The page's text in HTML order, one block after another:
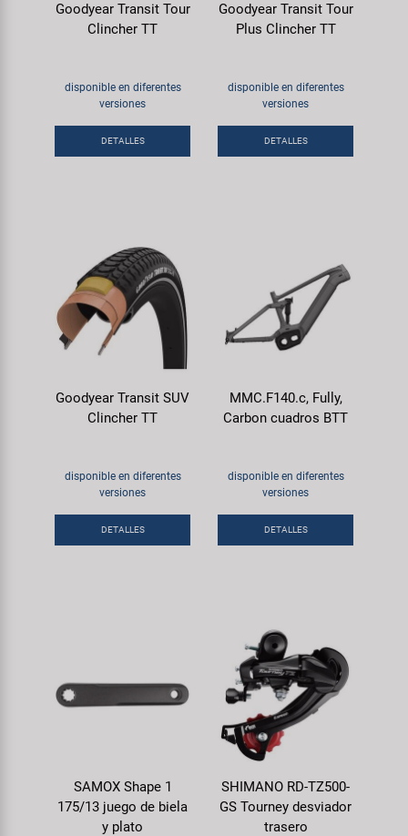
Goodyear Transit Tour
Clincher TT
disponible en diferentes
versiones
DETALLES
Goodyear Transit Tour
Plus Clincher TT
disponible en diferentes
versiones
DETALLES
Goodyear Transit SUV
Clincher TT
disponible en diferentes
versiones
DETALLES
MMC.F140.c, Fully,
Carbon cuadros BTT
disponible en diferentes
versiones
DETALLES
SAMOX Shape 1
175/13 juego de biela
y plato
SHIMANO RD-TZ500-
GS Tourney desviador
trasero